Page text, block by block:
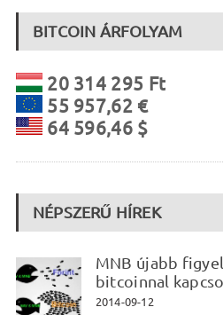
BITCOIN ÁRFOLYAM
20 314 295 Ft
55 957,62 €
64 596,46 $
NÉPSZERŰ HÍREK
MNB újabb
bitcoinnal
2014-09-12